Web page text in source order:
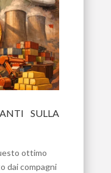
SULLA
ottimo
dai compagni